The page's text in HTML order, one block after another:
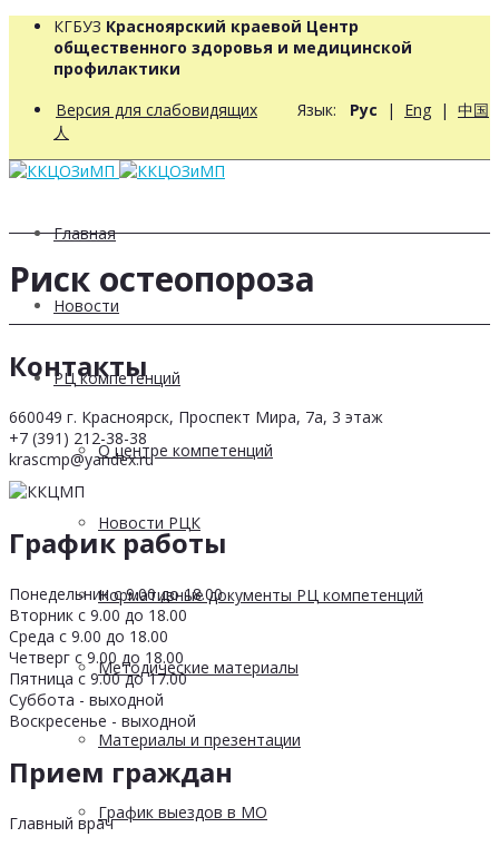
КГБУЗ Красноярский краевой Центр
общественного здоровья и медицинской
профилактики
Версия для слабовидящих Язык: Рус | Eng | 中国
人
Главная
Новости
РЦ компетенций
О центре компетенций
Новости РЦК
Нормативные документы РЦ компетенций
Методические материалы
Материалы и презентации
График выездов в МО
Риск остеопороза
Контакты
660049 г. Красноярск, Проспект Мира, 7а, 3 этаж
+7 (391) 212-38-38
krascmp@yandex.ru
График работы
Понедельник с 9.00 до 18.00
Вторник с 9.00 до 18.00
Среда с 9.00 до 18.00
Четверг с 9.00 до 18.00
Пятница с 9.00 до 17.00
Суббота - выходной
Воскресенье - выходной
Прием граждан
Главный врач